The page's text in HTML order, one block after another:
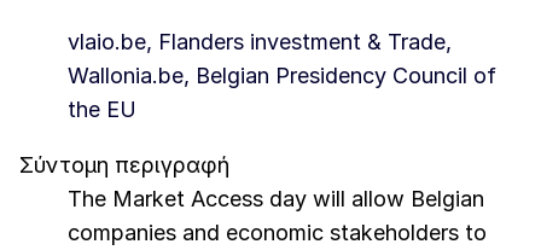
vlaio.be, Flanders investment & Trade,
Wallonia.be, Belgian Presidency Council of
the EU
Σύντομη περιγραφή
The Market Access day will allow Belgian
companies and economic stakeholders to